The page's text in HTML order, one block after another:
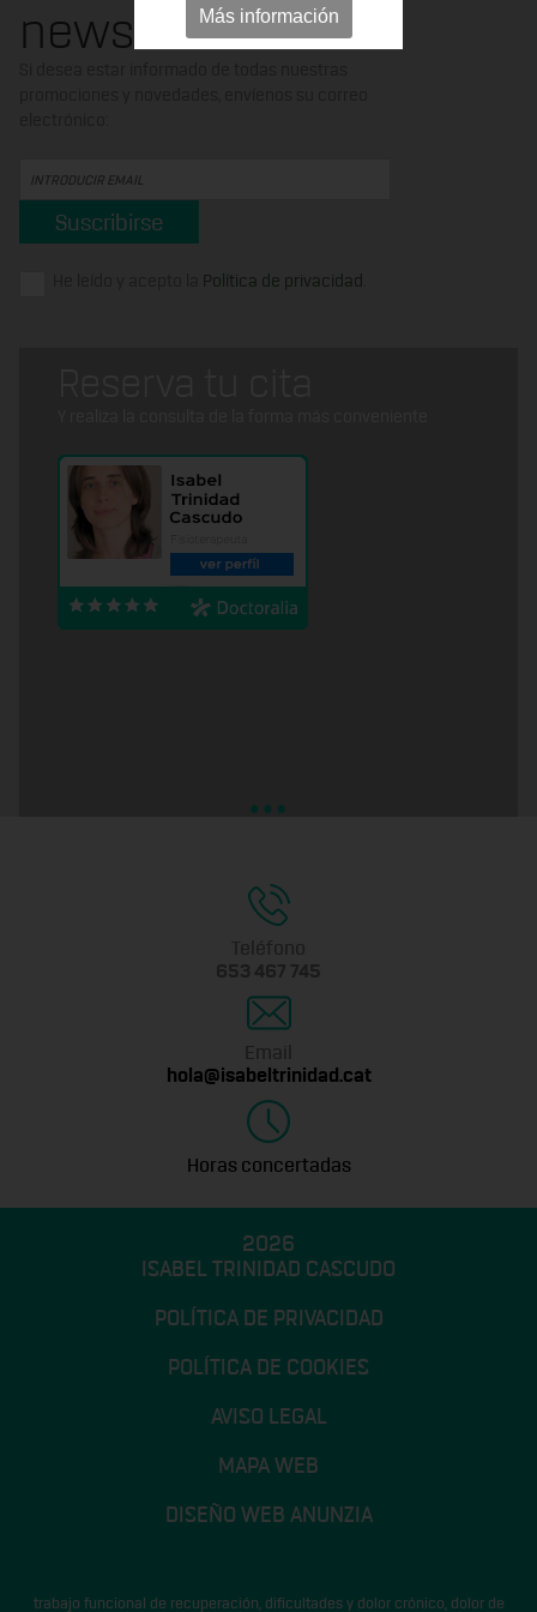
newsletter
Suscribirse
Política de privacidad
hola@isabeltrinidad.cat
Horas concertadas
2026
ISABEL TRINIDAD CASCUDO
POLÍTICA DE PRIVACIDAD
POLÍTICA DE COOKIES
AVISO LEGAL
MAPA WEB
DISEÑO WEB ANUNZIA
trabajo funcional de recuperación, dificultades y dolor crónico, dolor de
Más información